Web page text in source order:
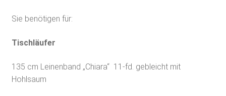
Sie benötigen für:
Tischläufer
135 cm Leinenband „Chiara“ 11-fd. gebleicht mit
Hohlsaum